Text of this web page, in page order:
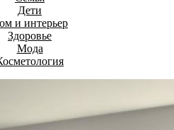
Дети
и интерьер
Здоровье
Мода